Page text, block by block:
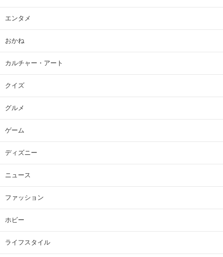
エンタメ
おかね
カルチャー・アート
クイズ
グルメ
ゲーム
ディズニー
ニュース
ファッション
ホビー
ライフスタイル